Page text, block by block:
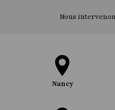
Nous
Nancy